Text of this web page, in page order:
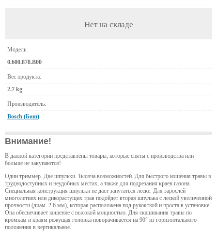
Нет на складе
Модель:
0.600.878.B00
Вес продукта:
2.7 kg
Производитель:
Bosch (Бош)
Внимание!
В данной категории представлены товары, которые сняты с производства или
больше не закупаются!
Один триммер. Две шпульки. Тысяча возможностей. Для быстрого кошения травы в
труднодоступных и неудобных местах, а также для подрезания краев газона.
Специальная конструкция шпульки не даст запутаться леске. Для зарослей
многолетних или дикорастущих трав подойдет вторая шпулька с леской увеличенной
прочности (диам. 2.6 мм), которая расположена под рукояткой и проста в установке.
Она обеспечивает кошение с высокой мощностью. Для скашивания травы по
кромкам и краям режущая головка поворачивается на 90° из горизонтального
положения в вертикальное.